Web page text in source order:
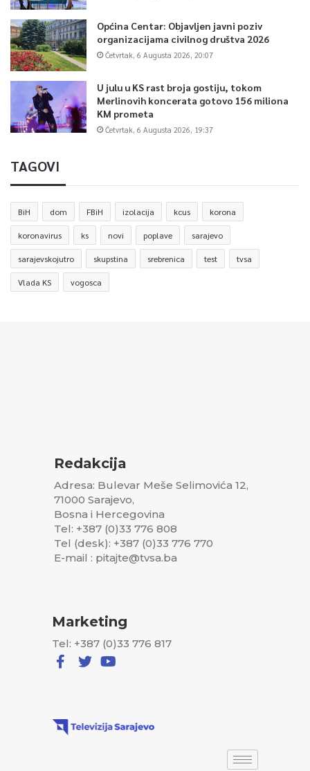
Općina Centar: Objavljen javni poziv
organizacijama civilnog društva 2026
Četvrtak, 6 Augusta 2026, 20:07
U julu u KS rast broja gostiju, tokom
Merlinovih koncerata gotovo 156 miliona
KM prometa
Četvrtak, 6 Augusta 2026, 19:37
TAGOVI
BiH dom FBiH izolacija kcus korona
koronavirus ks novi poplave sarajevo
sarajevskojutro skupstina srebrenica test tvsa
Vlada KS vogosca
Redakcija
Adresa: Bulevar Meše Selimovića 12,
71000 Sarajevo,
Bosna i Hercegovina
Tel: +387 (0)33 776 808
Tel (desk): +387 (0)33 776 770
E-mail : pitajte@tvsa.ba
Marketing
Tel: +387 (0)33 776 817